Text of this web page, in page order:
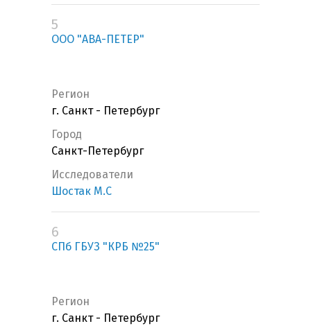
5
ООО "АВА-ПЕТЕР"
Регион
г. Санкт - Петербург
Город
Санкт-Петербург
Исследователи
Шостак М.С
6
СПб ГБУЗ "КРБ №25"
Регион
г. Санкт - Петербург